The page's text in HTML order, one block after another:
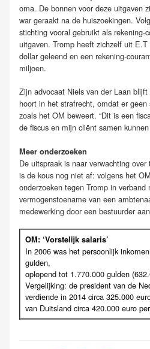
oma. De bonnen voor deze uitgaven
war geraakt na de huiszoekingen.
stichting vooral gebruikt als rekening-
uitgaven. Tromp heeft zichzelf uit
dollar geleend en een rekening-
miljoen.
Zijn advocaat Niels van der Laan
hoort in het strafrecht, omdat er
zoals het OM beweert. “Dit is een
de fiscus en mijn cliënt samen
Meer onderzoeken
De uitspraak is naar verwachting
is de kous nog niet af: volgens het
onderzoeken tegen Tromp in
vermogenstoename van een
medewerking door een bestuurder
OM: ‘Vorstelijk salaris’
In 2006 was het persoonlijk
gulden,
oplopend tot 1.770.000 gulden
Vergelijking: de president van de
verdiende in 2014 circa 325.000
van Duitsland circa 420.000 euro